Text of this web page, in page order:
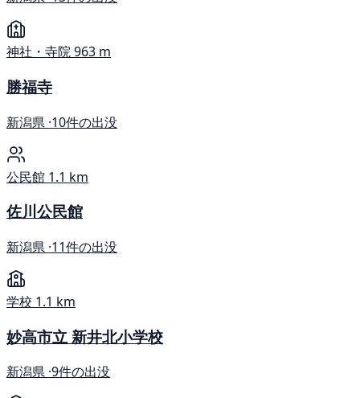
神社・寺院963 m
勝福寺
新潟県 ·10件の出没
公民館 1.1 km
佐川公民館
新潟県 ·11件の出没
学校 1.1 km
妙高市立 新井北小学校
新潟県 ·9件の出没